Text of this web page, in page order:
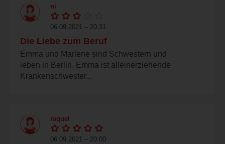
ni
06.09.2021 – 20:31
Die Liebe zum Beruf
Emma und Marlene sind Schwestern und
leben in Berlin. Emma ist alleinerziehende
Krankenschwester...
raquel
06.09.2021 – 20:00